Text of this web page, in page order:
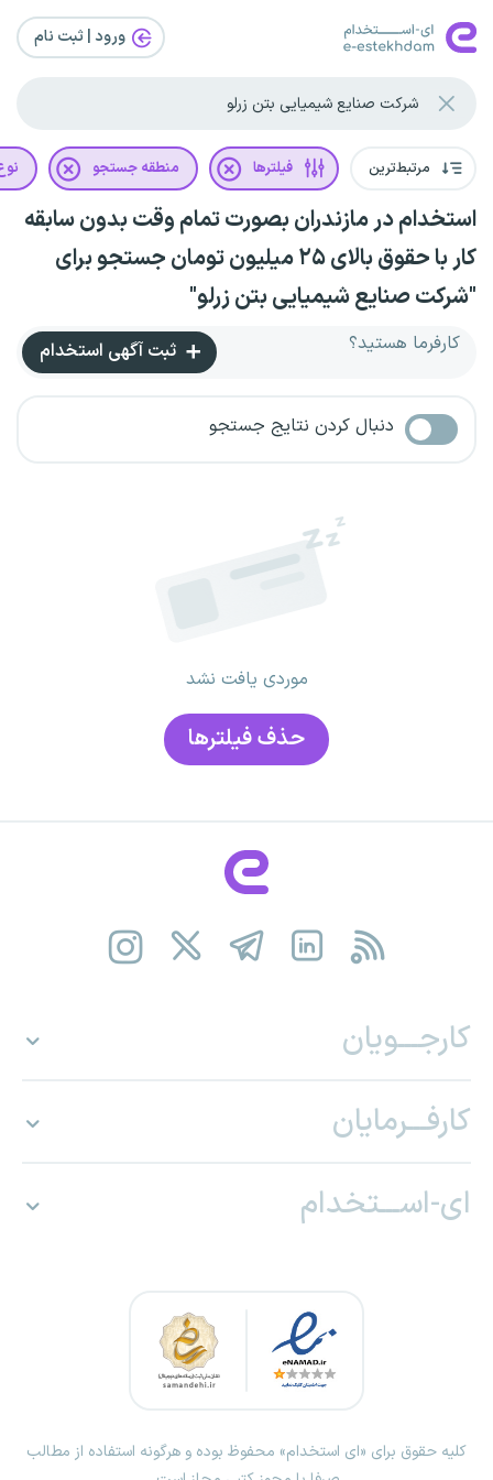
ورود | ثبت‌ نام
مرتبط‌ترین فیلترها منطقه جستجو
استخدام در مازندران بصورت تمام وقت بدون سابقه
کار با حقوق بالای ۲۵ میلیون تومان جستجو برای
"شرکت صنایع شیمیایی بتن زرلو"
کارفرما هستید؟ ثبت آگهی استخدام
دنبال کردن نتایج جستجو
موردی یافت نشد
حذف فیلتر‌ها
کارجـــویان
کارفـــرمایان
ای-اســـتخدام
کلیه حقوق برای «ای استخدام» محفوظ بوده و هرگونه استفاده از مطالب